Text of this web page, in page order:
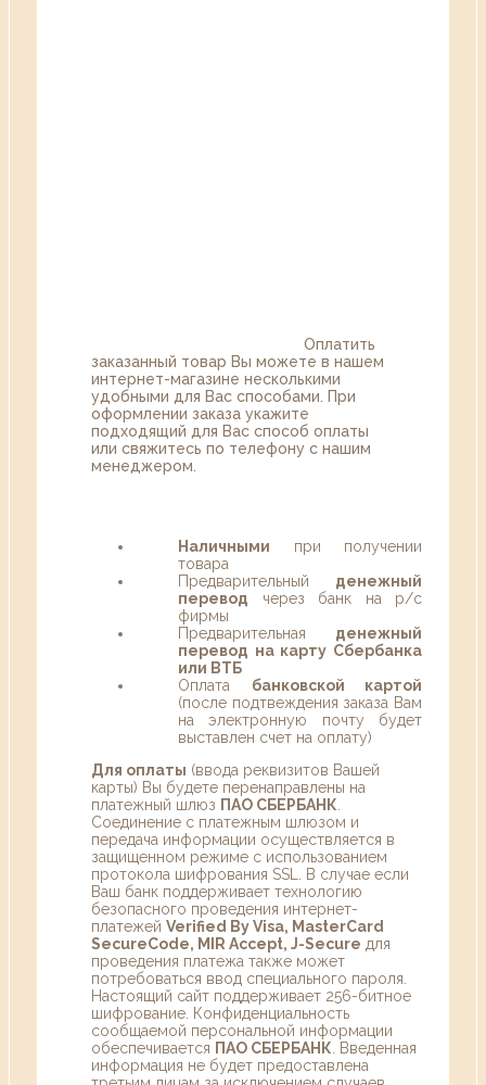
Оплатить
заказанный товар Вы можете в нашем
интернет-магазине несколькими
удобными для Вас способами. При
оформлении заказа укажите
подходящий для Вас способ оплаты
или свяжитесь по телефону с нашим
менеджером.
Наличными при получении
товара
Предварительный денежный
перевод через банк на р/с
фирмы
Предварительная денежный
перевод на карту Сбербанка
или ВТБ
Оплата банковской картой
(после подтвеждения заказа Вам
на электронную почту будет
выставлен счет на оплату)
Для оплаты (ввода реквизитов Вашей
карты) Вы будете перенаправлены на
платежный шлюз ПАО СБЕРБАНК
Соединение с платежным шлюзом и
передача информации осуществляется в
защищенном режиме с использованием
протокола шифрования SSL. В случае если
Ваш банк поддерживает технологию
безопасного проведения интернет-
платежей Verified By Visa, MasterCard
SecureCode, MIR Accept, J-Secure для
проведения платежа также может
потребоваться ввод специального пароля.
Настоящий сайт поддерживает 256-битное
шифрование. Конфиденциальность
сообщаемой персональной информации
обеспечивается ПАО СБЕРБАНК . Введенная
информация не будет предоставлена